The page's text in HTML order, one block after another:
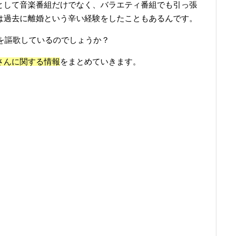
て音楽番組だけでなく、バラエティ番組でも引っ張
過去に離婚という辛い経験をしたこともあるんです。
歌しているのでしょうか？
んに関する情報 をまとめていきます。